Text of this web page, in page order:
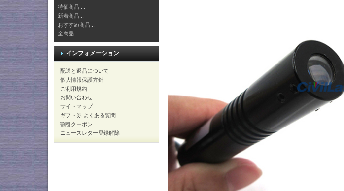
特価商品 ...
新着商品...
おすすめ商品...
全商品...
インフォメーション
配送と返品について
個人情報保護方針
ご利用規約
お問い合わせ
サイトマップ
ギフト券 よくある質問
割引クーポン
ニュースレター登録解除